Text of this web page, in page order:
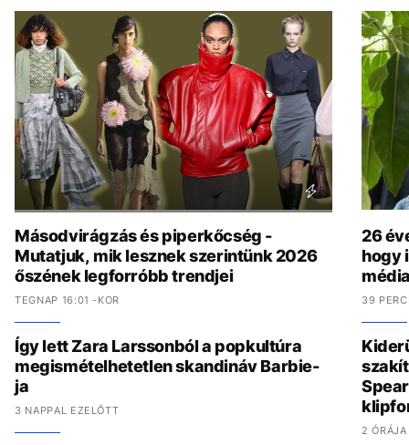
Másodvirágzás és piperkőcség -
Mutatjuk, mik lesznek szerintünk 2026
őszének legforróbb trendjei
TEGNAP 16:01 -KOR
Így lett Zara Larssonból a popkultúra
megismételhetetlen skandináv Barbie-
ja
3 NAPPAL EZELŐTT
26
hogy
39
2 ÓRÁJA